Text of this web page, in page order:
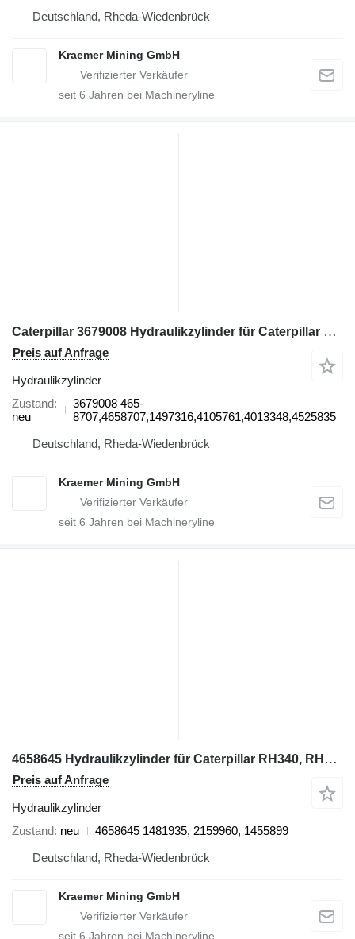
Deutschland, Rheda-Wiedenbrück
Kraemer Mining GmbH
seit 6 Jahren bei Machineryline
Caterpillar 3679008 Hydraulikzylinder für Caterpillar RH170 / 6040 TEREX Bagger
Preis auf Anfrage
Hydraulikzylinder
Zustand
neu
3679008 465-
8707,4658707,1497316,4105761,4013348,4525835
Deutschland, Rheda-Wiedenbrück
Kraemer Mining GmbH
seit 6 Jahren bei Machineryline
4658645 Hydraulikzylinder für Caterpillar RH340, RH170 Bagger
Preis auf Anfrage
Hydraulikzylinder
Zustand neu
4658645 1481935, 2159960, 1455899
Deutschland, Rheda-Wiedenbrück
Kraemer Mining GmbH
seit 6 Jahren bei Machineryline